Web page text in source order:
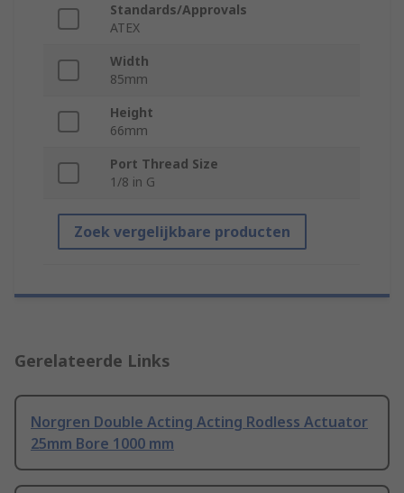
Standards/Approvals
ATEX
Width
85mm
Height
66mm
Port Thread Size
1/8 in G
Zoek vergelijkbare producten
Gerelateerde Links
Norgren Double Acting Acting Rodless Actuator
25mm Bore 1000 mm